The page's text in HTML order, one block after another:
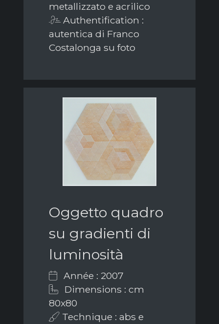
metallizzato e acrilico
Authentification :
autentica di Franco
Costalonga su foto
Oggetto quadro
su gradienti di
luminosità
Année : 2007
Dimensions : cm
80x80
Technique : abs e